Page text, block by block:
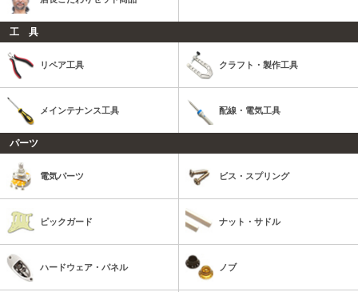
工 具
リペア工具 クラフト・製作工具
メインテナンス工具 配線・電気工具
パーツ
電気パーツ ビス・スプリング
ピックガード ナット・サドル
ハードウェア・パネル ノブ